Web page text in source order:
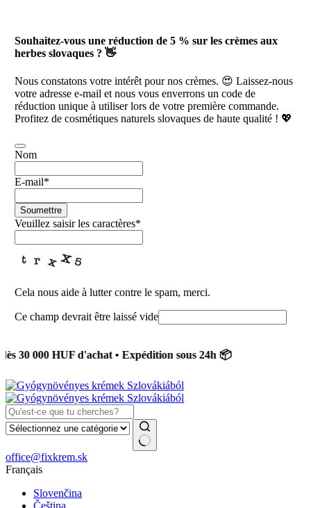
Souhaitez-vous une réduction de 5 % sur les crèmes aux
herbes slovaques ? 👋
Nous constatons votre intérêt pour nos crèmes. 😍 Laissez-nous
votre adresse e-mail et nous vous enverrons un code de
réduction unique à utiliser lors de votre première commande.
Profitez de cosmétiques naturels slovaques de haute qualité ! 💖
Nom
E-mail*
Soumettre
Veuillez saisir les caractères*
Cela nous aide à lutter contre le spam, merci.
Ce champ devrait être laissé vide
HUF d'achat • Expédition sous 24h 📦
Aucun
résultat
office@fixkrem.sk
Français
Slovenčina
Čeština